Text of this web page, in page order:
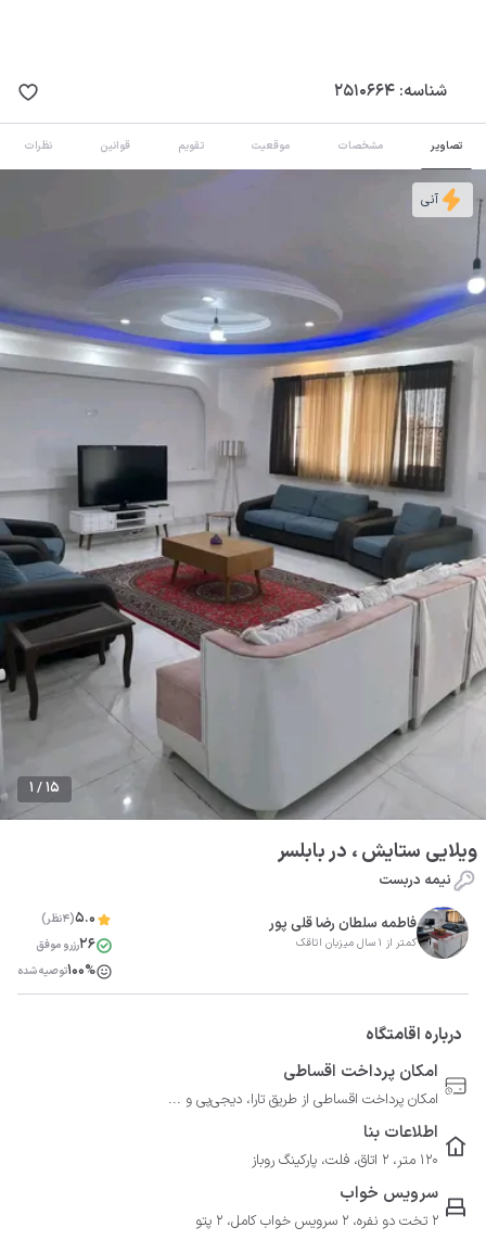
شناسه: 2510664
تصاویر مشخصات موقعیت تقویم قوانین نظرات
1 / 15
آنی
ویلایی ستایش ، در بابلسر
نیمه دربست
فاطمه سلطان رضا قلی پور
کمتر از 1 سال میزبان اتاقک
5.0(4نظر)
26رزرو موفق
100%توصیه شده
درباره اقامتگاه
امکان پرداخت اقساطی
امکان پرداخت اقساطی از طریق تارا، دیجی‌پی و ...
اطلاعات بنا
120 متر، 2 اتاق، فلت، پارکینگ روباز
سرویس خواب
2 تخت دو نفره، 2 سرویس خواب کامل، 2 پتو